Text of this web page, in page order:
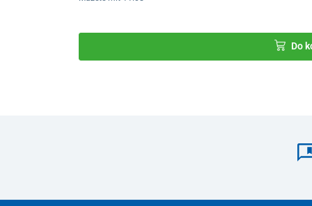
hlubší přihrádky,
klíče, láhev
Do